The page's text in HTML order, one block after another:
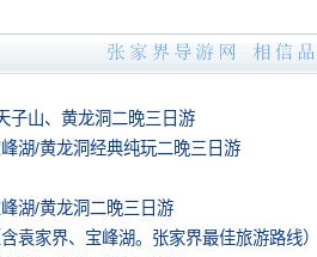
子山、黄龙洞二晚三日游
湖/黄龙洞经典纯玩二晚三日游
湖/黄龙洞二晚三日游
袁家界、宝峰湖。张家界最佳旅游路线）